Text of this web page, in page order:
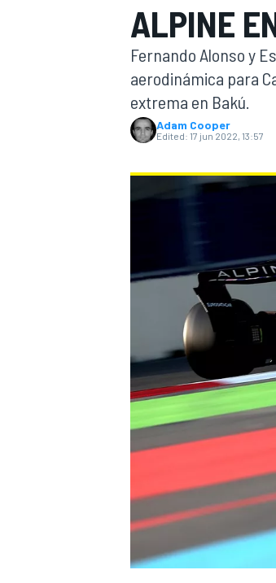
FÓRMULA E
NASCARINDYCAR
ALPINE
Fernando Alonso y
aerodinámica para
extrema en Bakú.
Adam Cooper
Edited: 17 jun 2022, 13:57